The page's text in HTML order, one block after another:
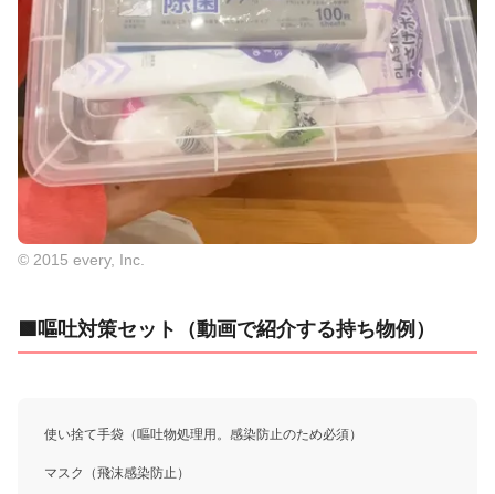
© 2015 every, Inc.
🟩嘔吐対策セット（動画で紹介する持ち物例）
使い捨て手袋（嘔吐物処理用。感染防止のため必須）
マスク（飛沫感染防止）